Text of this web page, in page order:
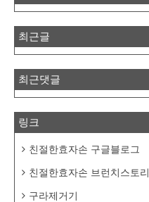
최근글
최근댓글
링크
친절한효자손 구글블로그
친절한효자손 브런치스토리
구라제거기